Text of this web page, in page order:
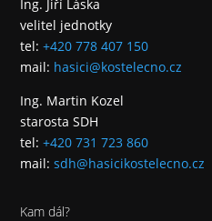
Ing. Jiří Láska
velitel jednotky
tel:+420 778 407 150
mail: hasici@kostelecno.cz
Ing. Martin Kozel
starosta SDH
tel:+420 731 723 860
mail:sdh@hasicikostelecno.cz
Kam dál?